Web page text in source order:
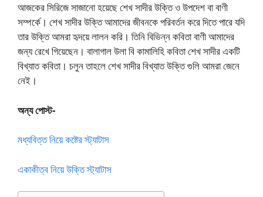
আজকের সিরিজে সাজানো হয়েছে শেখ সাদীর উক্তি ও উপদেশ বা বাণী
সম্পর্কে। শেখ সাদীর উক্তি আমাদের জীবনকে পরিবর্তন করে দিতে পারে যদি
তার উক্তি আমরা হৃদয়ে লালন করি। তিনি বিভিন্ন কবিতা বাণী আমাদের
জন্য রেখে গিয়েছেন। বালাগাল উলা বি কামালিহি কবিতা শেখ সাদীর একটি
বিখ্যাত কবিতা। চলুন তাহলে শেখ সাদীর বিখ্যাত উক্তি গুলি আমরা জেনে
নেই।
অন্য পোস্ট-
মধ্যবিত্ত নিয়ে কষ্টের স্ট্যাটাস
একাকীত্ব নিয়ে উক্তি স্ট্যাটাস